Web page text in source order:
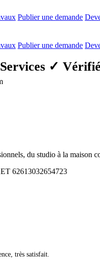
Publier une demande
Publier une demande
✓ Vérifié
du studio à la maison
62613032654723
très satisfait.